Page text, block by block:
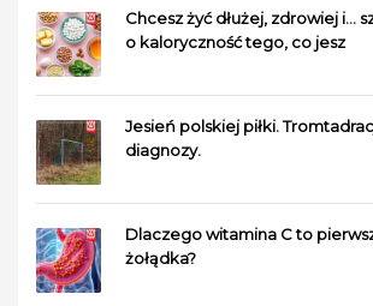
Chcesz żyć dłużej, zdrowiej i…
o kaloryczność tego, co jesz
Jesień polskiej piłki.
diagnozy.
Dlaczego witamina C to
żołądka?